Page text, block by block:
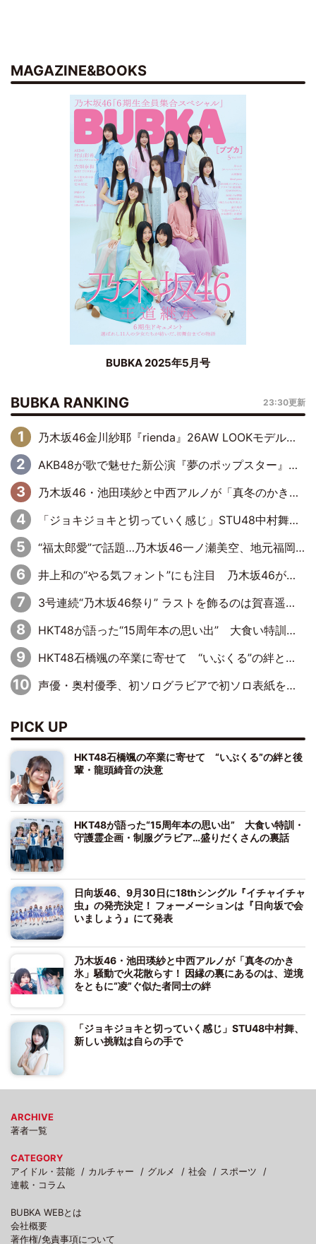
MAGAZINE&BOOKS
BUBKA 2025年5月号
BUBKA RANKING 23:30更新
乃木坂46金川紗耶『rienda』26AW LOOKモデルに就任
AKB48が歌で魅せた新公演『夢のポップスター』 初日から全身全霊のステージ
乃木坂46・池田瑛紗と中西アルノが「真冬のかき氷」騒動で火花散らす！ 因縁の裏にあるのは、逆境をともに“凌”ぐ似た者同士の絆
「ジョキジョキと切っていく感じ」STU48中村舞、新しい挑戦は自らの手で
“福太郎愛”で話題…乃木坂46一ノ瀬美空、地元福岡『めんべい25周年トップサポーター』に就任
井上和の“やる気フォント”にも注目 乃木坂46が挑んだ書道パフォーマンスの舞台裏
3号連続“乃木坂46祭り” ラストを飾るのは賀喜遥香…5年ぶりの登場に「5年分大人になった私を見ていただけたら」
HKT48が語った“15周年本の思い出” 大食い特訓・守護霊企画・制服グラビア…盛りだくさんの裏話
HKT48石橋颯の卒業に寄せて “いぶくる”の絆と後輩・龍頭綺音の決意
声優・奥村優季、初ソログラビアで初ソロ表紙を飾る！ 初めて見せる表情や、声優を志したきっかけなどを語った必読のインタビューを掲載
PICK UP
HKT48石橋颯の卒業に寄せて “いぶくる”の絆と後
輩・龍頭綺音の決意
HKT48が語った“15周年本の思い出” 大食い特訓・
守護霊企画・制服グラビア…盛りだくさんの裏話
日向坂46、9月30日に18thシングル『イチャイチャ
虫』の発売決定！ フォーメーションは『日向坂で会
いましょう』にて発表
乃木坂46・池田瑛紗と中西アルノが「真冬のかき
氷」騒動で火花散らす！ 因縁の裏にあるのは、逆境
をともに“凌”ぐ似た者同士の絆
「ジョキジョキと切っていく感じ」STU48中村舞、
新しい挑戦は自らの手で
ARCHIVE
著者一覧
CATEGORY
アイドル・芸能
カルチャー グルメ 社会
スポーツ
連載・コラム
BUBKA WEBとは
会社概要
著作権/免責事項について